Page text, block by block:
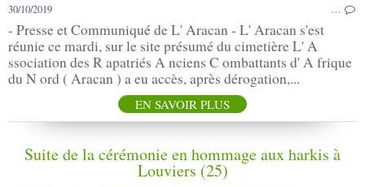
30/10/2019 …
- Presse et Communiqué de L' Aracan - L' Aracan s'est
réunie ce mardi, sur le site présumé du cimetière L' A
ssociation des R apatriés A nciens C ombattants d' A frique
du N ord ( Aracan ) a eu accès, après dérogation,...
EN SAVOIR PLUS
Suite de la cérémonie en hommage aux harkis à
Louviers (25)